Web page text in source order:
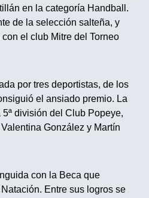
en la categoría Handball.
de la selección salteña, y
el club Mitre del Torneo
por tres deportistas, de los
el ansiado premio. La
división del Club Popeye,
González y Martín
con la Beca que
Entre sus logros se